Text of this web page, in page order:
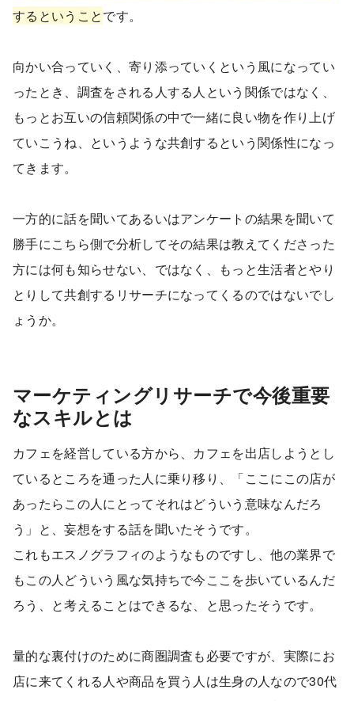
するということです。
向かい合っていく、寄り添っていくという風になってい
ったとき、調査をされる人する人という関係ではなく、
もっとお互いの信頼関係の中で一緒に良い物を作り上げ
ていこうね、というような共創するという関係性になっ
てきます。
一方的に話を聞いてあるいはアンケートの結果を聞いて
勝手にこちら側で分析してその結果は教えてくださった
方には何も知らせない、ではなく、もっと生活者とやり
とりして共創するリサーチになってくるのではないでし
ょうか。
マーケティングリサーチで今後重要
なスキルとは
カフェを経営している方から、カフェを出店しようとし
ているところを通った人に乗り移り、「ここにこの店が
あったらこの人にとってそれはどういう意味なんだろ
う」と、妄想をする話を聞いたそうです。
これもエスノグラフィのようなものですし、他の業界で
もこの人どういう風な気持ちで今ここを歩いているんだ
ろう、と考えることはできるな、と思ったそうです。
量的な裏付けのために商圏調査も必要ですが、実際にお
店に来てくれる人や商品を買う人は生身の人なので30代